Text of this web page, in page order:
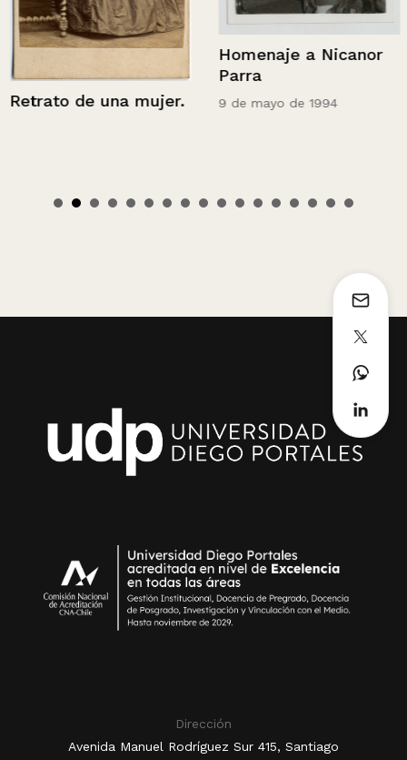
Retrato de una mujer.
Homenaje a Nicanor
Parra
9 de mayo de 1994
Dirección
Avenida Manuel Rodríguez Sur 415, Santiago